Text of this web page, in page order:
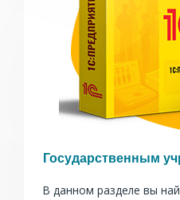
Государственным
В данном разделе вы